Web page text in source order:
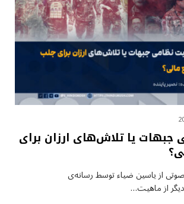
جبهات یا تلاش‌های ارزان برای
از یاسین ضیاء توسط رسانه‌ی
از ماهیت…